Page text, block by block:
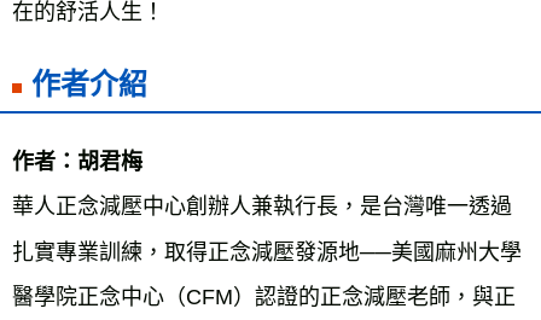
在的舒活人生！
作者介紹
作者：胡君梅
華人正念減壓中心創辦人兼執行長，是台灣唯一透過
扎實專業訓練，取得正念減壓發源地──美國麻州大學
醫學院正念中心（CFM）認證的正念減壓老師，與正